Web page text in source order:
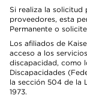
Si realiza la solicitud
proveedores, esta
Permanente o
Los afiliados de
acceso a los
discapacidad, como
Discapacidades
la sección 504 de la
1973.